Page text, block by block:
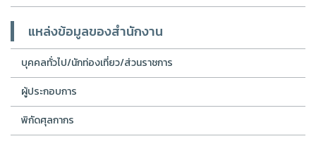
แหล่งข้อมูลของสำนักงาน
บุคคลทั่วไป/นักท่องเที่ยว/ส่วนราชการ
ผู้ประกอบการ
พิกัดศุลกากร